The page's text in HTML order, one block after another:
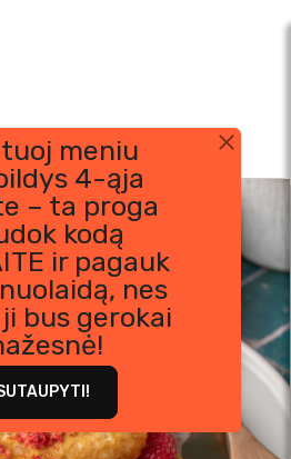
meniu
4-ąja
– ta proga
kodą
ir pagauk
nes
bus gerokai